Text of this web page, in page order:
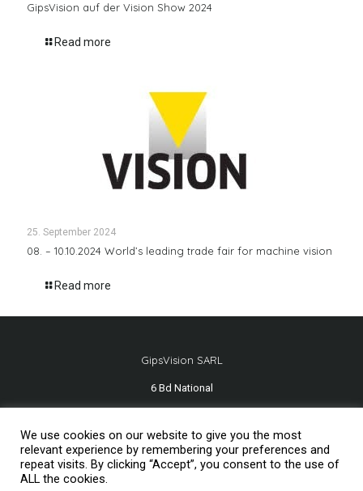
GipsVision auf der Vision Show 2024
Read more
25. September 2024
08. – 10.10.2024 World’s leading trade fair for machine vision
Read more
GipsVision SARL
6 Bd National
Tél.+33 491 334 407
We use cookies on our website to give you the most
relevant experience by remembering your preferences and
repeat visits. By clicking “Accept”, you consent to the use of
ALL the cookies.